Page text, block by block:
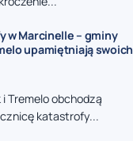
w Marcinelle – gminy
upamiętniają swoich
Tremelo obchodzą
katastrofy...